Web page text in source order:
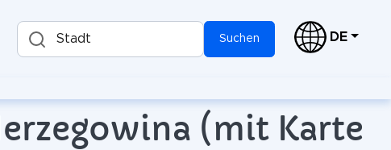
Stadt Suchen DE
(mit Karte